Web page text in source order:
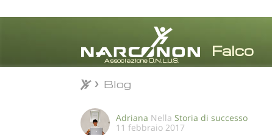
Blog
Adriana Nella Storia di successo
11 febbraio 2017
Blog